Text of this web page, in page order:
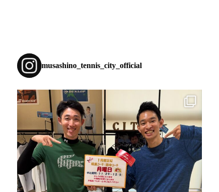
musashino_tennis_city_official